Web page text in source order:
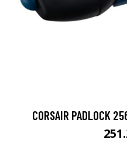
CORSAIR PADLOCK